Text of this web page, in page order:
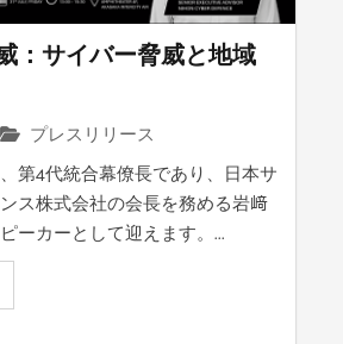
：サイバー脅威と地域
プレスリリース
第4代統合幕僚長であり、日本サ
ス株式会社の会長を務める岩﨑
ーカーとして迎えます。...